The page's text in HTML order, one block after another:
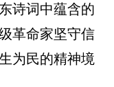
诗词中蕴含的
革命家坚守信
为民的精神境